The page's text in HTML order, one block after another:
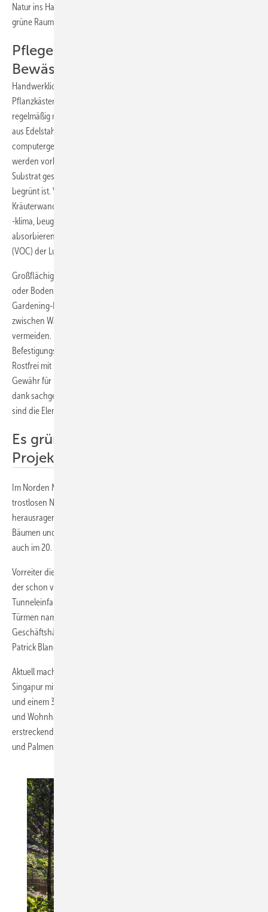
Natur ins Haus. Im Großraumbüro dienen sie als Sichtschutz oder
grüne Raumteiler zur Abtrennung unterschiedlicher Bereiche.
Pflegeleicht dank integrierter
Bewässerung
Handwerklich aus Edelstahl gefertigte Trägerkonstruktionen und
Pflanzkästen mit patentierter Wasserführung versorgen die Pflanzen
regelmäßig mit Wasser und Nährstoffen. Bildähnliche Fertigmodule
aus Edelstahl Rostfrei mit integriertem Wasserspeicher und
computergesteuertem Abgabesystem sind schnell montiert. Auch hier
werden vorkultivierte Pflanzen dicht an dicht als Hydrokultur oder in
Substrat gesetzt, sodass bei der Installation das Bild vollständig
begrünt ist. Vom Farnteppich im Besprechungsraum bis zur
Kräuterwand in der Küche: Grüne Wände verbessern Raumakustik und
-klima, beugen durch Feuchtigkeitsabgabe trockener Heizungsluft vor,
absorbieren Schadstoffe wie flüchtige organische Verbindungen
(VOC) der Luft und erhöhen den Sauerstoffgehalt im Raum.
Großflächige Installationen setzen auf ein Wasserreservoir in Wand
oder Boden mit Wasseranschluss. Voraussetzung ist bei allen Indoor-
Gardening-Lösungen jedoch eine wasserdichte Dämmschicht
zwischen Wand und Hängesystem, um Schimmelbildung zu
vermeiden. Korrosionsbeständige Kassetten, Trägerkonstruktionen,
Befestigungselemente, Pflanzkästen und Rankhilfen aus Edelstahl
Rostfrei mit passenden Rohrleitungen zur Bewässerung sind die
Gewähr für langjährig ungetrübte Freude an der grünen Pracht. Denn
dank sachgerechter Materialwahl und fachgerechter Verarbeitung
sind die Elemente wartungsfrei und langlebig.
Es grünt so grün: wegweisende
Projekte weltweit
Im Norden Mailands schuf der Architekt Stefano Boeri in einem
trostlosen Neubauviertel zwei Wohntürme mit schubladenartig
herausragenden Terrassen und Balkonen. Diese ließ er mit 800
Bäumen und 20 000 Sträuchern bepflanzen, sodass die Bewohner
auch im 20. Stock den Blick ins Grüne genießen.
Vorreiter dieser Idee war der französische Botaniker Patrick Blanc,
der schon vor 30 Jahren begann, öffentliche Gebäude oder
Tunneleinfahrten zu begrünen. Jean Nouvel gestaltete mit den
Türmen namens One Central Park in Sydney kombinierte Wohn- und
Geschäftshäuser, deren Wände in 110 m Höhe umlaufend durch
Patrick Blanc begrünt wurden.
Aktuell macht das von Christoph Ingenhoven entworfene Marina One
Singapur mit über 400 000 m
und einem 37 000 m
und Wohnhäuser umschließen eine sich über mehrere Stockwerke
erstreckende dreidimensionale Oase, in der über 350 Baum-, Strauch-
und Palmenarten gedeihen.